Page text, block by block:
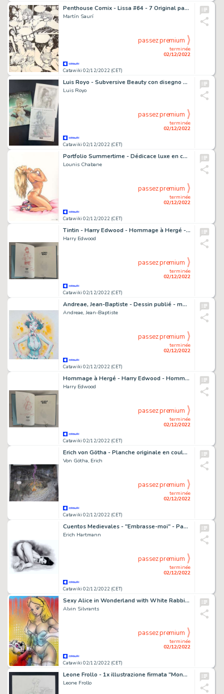
Penthouse Comix - Lissa #64 - 7 Original pages (full story) by Martín Saurí - Size (7x): 35 x 45 cm. - Page volante (2004)
Martín Saurí
Catawiki 02/12/2022 (CET)
terminée
02/12/2022
passez premium
Luis Royo - Subversive Beauty con disegno originale - Page volante - Exemplaire unique - (2005)
Luis Royo
Catawiki 02/12/2022 (CET)
terminée
02/12/2022
passez premium
Portfolio Summertime - Dédicace luxe en couleur de Lounis Chabane dans le portfolio Summertime (2022)
Lounis Chabane
Catawiki 02/12/2022 (CET)
terminée
02/12/2022
passez premium
Tintin - Harry Edwood - Hommage à Hergé - Autres rêves + Dédicace - C - EO - (2012)
Harry Edwood
Catawiki 02/12/2022 (CET)
terminée
02/12/2022
passez premium
Andreae, Jean-Baptiste - Dessin publié - mme Loyale - Format: 21 x 29 cm.
Andreae, Jean-Baptiste
Catawiki 02/12/2022 (CET)
terminée
02/12/2022
passez premium
Hommage à Hergé - Harry Edwood - Hommage à Hergé - Les neufs rêves + dédicace - C - (2012)
Harry Edwood
Catawiki 02/12/2022 (CET)
terminée
02/12/2022
passez premium
Erich von Götha - Planche originale en couleur (p.43) - Les Malheurs de Janice T.3 - (2003)
Von Götha, Erich
Catawiki 02/12/2022 (CET)
terminée
02/12/2022
passez premium
Cuentos Medievales - "Embrasse-moi" - Page volante - Exemplaire unique - (2022)
Erich Hartmann
Catawiki 02/12/2022 (CET)
terminée
02/12/2022
passez premium
Sexy Alice in Wonderland with White Rabbit - Original painting in colour by Alvin Silvrants
Alvin Silvrants
Catawiki 02/12/2022 (CET)
terminée
02/12/2022
passez premium
Leone Frollo - 1x illustrazione firmata "Mona Bellissima Stupenda" - Page volante - Exemplaire unique - (2013)
Leone Frollo